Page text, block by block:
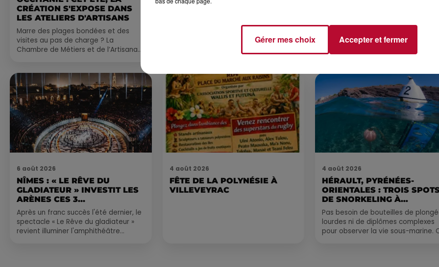
CRÉATION S'EXPOSE DANS
LES ATELIERS D'ARTISANS
Marre des plages bondées et des
visites au pas de charge ? La
Chambre de Métiers et de l’Artisanat
pas manquer dans le coin. Que vous
6 août 2026
NÎMES : « LE RÊVE DU
GLADIATEUR » INVESTIT LES
ARÈNES CES 3...
Après un franc succès l'été dernier, le
spectacle « Le Rêve du gladiateur »
revient illuminer l'amphithéâtre
4 août 2026
FÊTE DE LA POLYNÉSIE À
VILLEVEYRAC
4 août 2026
HÉRAULT, PYRÉNÉES-
ORIENTALES : TROIS
DE SNORKELING À
EXPLORER...
Pas besoin de bouteilles de
lourdes ni de diplômes complexes
pour observer la vie sous-marine.
Gérer mes choix Accepter et fermer